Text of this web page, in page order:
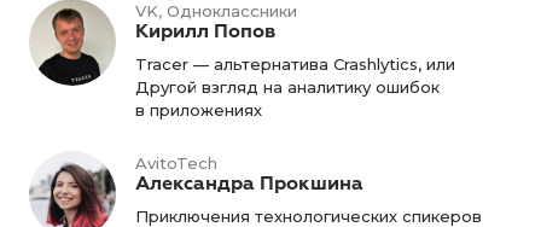
VK, Одноклассники
Кирилл Попов
Tracer — альтернатива Crashlytics, или
Другой взгляд на аналитику ошибок
в приложениях
AvitoTech
Александра Прокшина
Приключения технологических спикеров